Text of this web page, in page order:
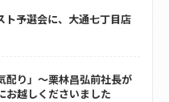
予選会に、大通七丁目店
配り」～栗林昌弘前社長が
お越しくださいました